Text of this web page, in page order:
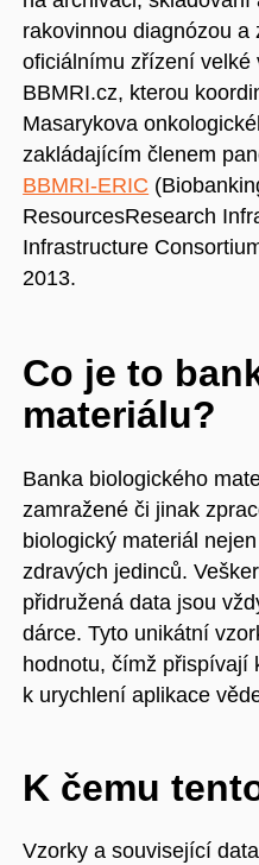
rakovinnou diagnózou
oficiálnímu zřízení velké
BBMRI.cz, kterou
Masarykova
zakládajícím členem
BBMRI-ERIC
ResourcesResearch
Infrastructure
2013.
Co je to
materiálu?
Banka biologického
zamražené či jinak
biologický materiál
zdravých jedinců.
přidružená data jsou
dárce. Tyto unikátní
hodnotu, čímž přispívají
k urychlení aplikace
K čemu
Vzorky a související